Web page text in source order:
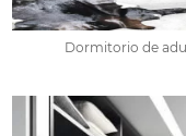
Dormitorio de